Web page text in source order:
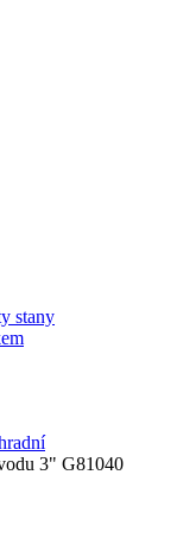
stany
3" G81040